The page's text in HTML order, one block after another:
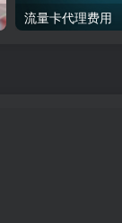
流量卡代理费用